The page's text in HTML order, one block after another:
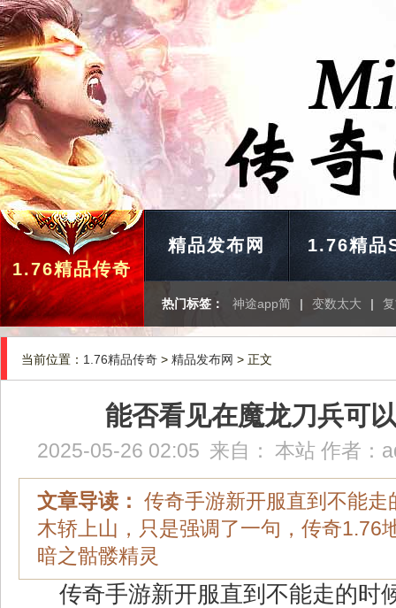
1.76精品传奇
精品发布网 1.76精品
热门标签： 神途app简 | 变数太大 |
当前位置： 1.76精品传奇 > 精品发布网 > 正文
能否看见在魔龙刀兵可
2025-05-26 02:05 来自： 本站 作者：
文章导读： 传奇手游新开服直到不能走
木轿上山，只是强调了一句，传奇1.76
暗之骷髅精灵
传奇手游新开服直到不能走的时